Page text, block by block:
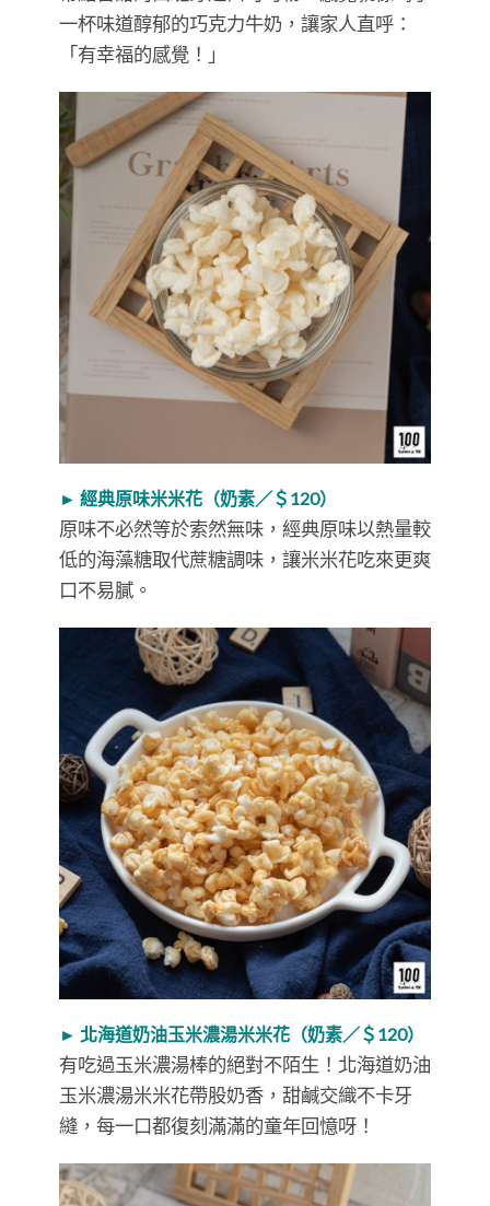
一杯味道醇郁的巧克力牛奶，讓家人直呼：
「有幸福的感覺！」
► 經典原味米米花（奶素／＄120）
原味不必然等於索然無味，經典原味以熱量較
低的海藻糖取代蔗糖調味，讓米米花吃來更爽
口不易膩。
► 北海道奶油玉米濃湯米米花（奶素／＄120）
有吃過玉米濃湯棒的絕對不陌生！北海道奶油
玉米濃湯米米花帶股奶香，甜鹹交織不卡牙
縫，每一口都復刻滿滿的童年回憶呀！